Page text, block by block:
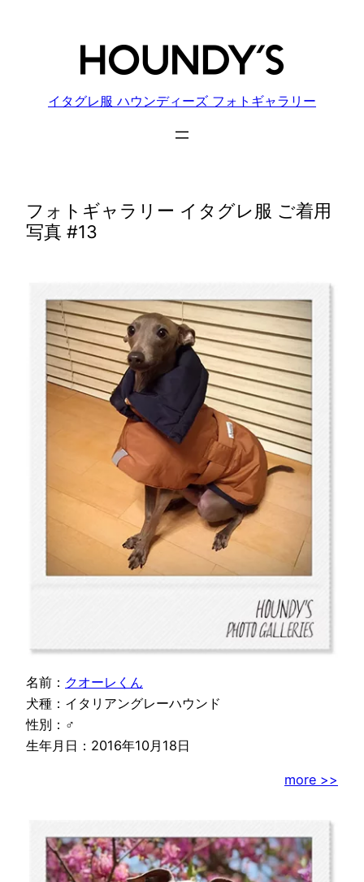
イタグレ服 ハウンディーズ フォトギャラリー
フォトギャラリー イタグレ服 ご着用
写真 #13
名前： クオーレくん
犬種：イタリアングレーハウンド
性別：♂
生年月日：2016年10月18日
more >>